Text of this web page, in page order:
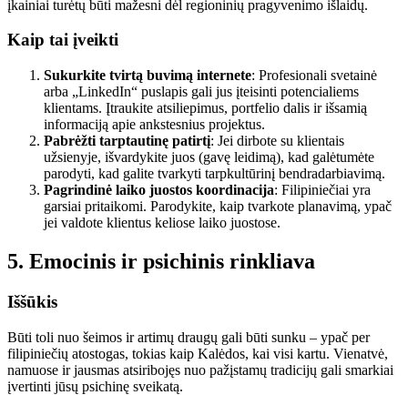
įkainiai turėtų būti mažesni dėl regioninių pragyvenimo išlaidų.
Kaip tai įveikti
Sukurkite tvirtą buvimą internete: Profesionali svetainė
arba „LinkedIn“ puslapis gali jus įteisinti potencialiems
klientams. Įtraukite atsiliepimus, portfelio dalis ir išsamią
informaciją apie ankstesnius projektus.
Pabrėžti tarptautinę patirtį: Jei dirbote su klientais
užsienyje, išvardykite juos (gavę leidimą), kad galėtumėte
parodyti, kad galite tvarkyti tarpkultūrinį bendradarbiavimą.
Pagrindinė laiko juostos koordinacija: Filipiniečiai yra
garsiai pritaikomi. Parodykite, kaip tvarkote planavimą, ypač
jei valdote klientus keliose laiko juostose.
5. Emocinis ir psichinis rinkliava
Iššūkis
Būti toli nuo šeimos ir artimų draugų gali būti sunku – ypač per
filipiniečių atostogas, tokias kaip Kalėdos, kai visi kartu. Vienatvė,
namuose ir jausmas atsiribojęs nuo pažįstamų tradicijų gali smarkiai
įvertinti jūsų psichinę sveikatą.